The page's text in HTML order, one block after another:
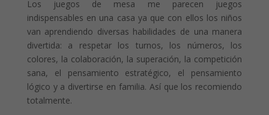
Los juegos de mesa me parecen juegos
indispensables en una casa ya que con ellos los niños
van aprendiendo diversas habilidades de una manera
divertida: a respetar los turnos, los números, los
colores, la colaboración, la superación, la competición
sana, el pensamiento estratégico, el pensamiento
lógico y a divertirse en familia. Así que los recomiendo
totalmente.